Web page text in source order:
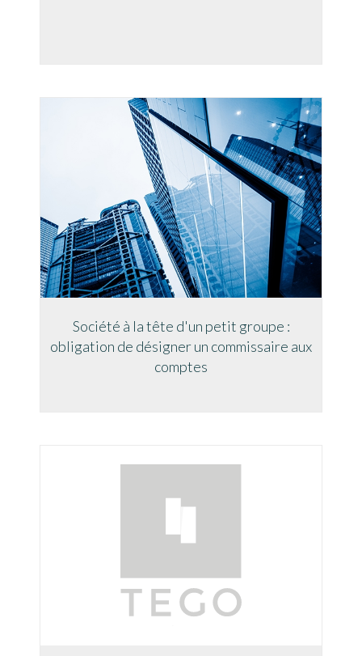
Société à la tête d'un petit groupe :
obligation de désigner un commissaire aux
comptes